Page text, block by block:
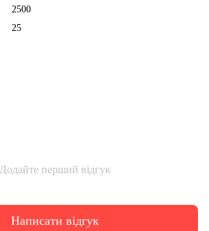
2500
25
Додайте перший відгук
Написати відгук